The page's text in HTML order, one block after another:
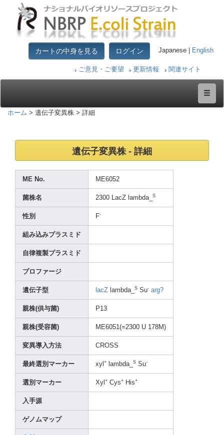
カートの中身を見る ログイン Japanese | English
ご意見・ご要望 更新情報 関連サイト
ホーム > 遺伝子変異株 > 詳細
遺伝子変異株 - 詳細
ME No. ME6052
菌株名 2300 LacZ lambda_ S
性別 F-
組み込みプラスミド
自律複製プラスミド
プロファージ
遺伝子型 lacZ lambda_ S Su- arg?
親株(供与菌) P13
親株(受容菌) ME6051(=2300 U 178M)
変異導入方法 CROSS
最終選別マーカー xyl + lambda_ S Su-
選別マーカー Xyl + Cys+ His+
入手源
ゲノムマップ